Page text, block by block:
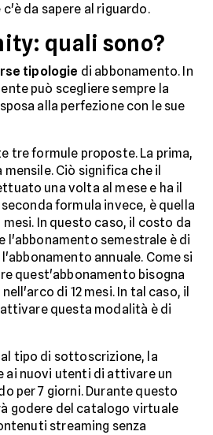
da sapere al riguardo.
quali sono?
tipologie di abbonamento. In
può scegliere sempre la
alla perfezione con le sue
tre formule proposte. La prima,
mensile. Ciò significa che il
una volta al mese e ha il
seconda formula invece, è quella
mesi. In questo caso, il costo da
l'abbonamento semestrale è di
l'abbonamento annuale. Come si
quest'abbonamento bisogna
di 12 mesi. In tal caso, il
questa modalità è di
tipo di sottoscrizione, la
nuovi utenti di attivare un
per 7 giorni. Durante questo
godere del catalogo virtuale
streaming senza